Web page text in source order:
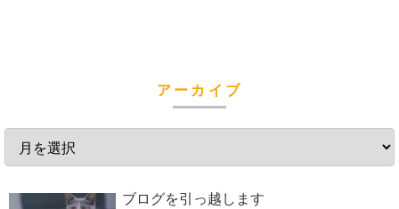
アーカイブ
ブログを引っ越します